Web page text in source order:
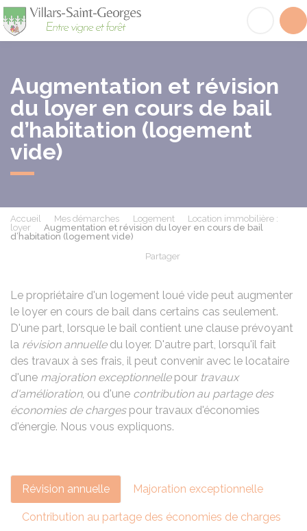
Augmentation et révision
du loyer en cours de bail
d’habitation (logement
vide)
Accueil Mes démarches Logement
Location immobilière :
loyer
Augmentation et révision du loyer en cours de bail
d’habitation (logement vide)
Partager
Le propriétaire d'un logement loué vide peut augmenter
le loyer en cours de bail dans certains cas seulement.
D'une part, lorsque le bail contient une clause prévoyant
la révision annuelledu loyer. D'autre part, lorsqu'il fait
des travaux à ses frais, il peut convenir avec le locataire
d'une majoration exceptionnellepour travaux
d'amélioration, ou d'une contribution au partage des
économies de chargespour travaux d'économies
d'énergie. Nous vous expliquons.
Révision annuelle Majoration exceptionnelle
Contribution au partage des économies de charges